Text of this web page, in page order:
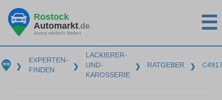
Rostock
Automarkt.de
Autos einfach finden ☰
❯
EXPERTEN-
FINDEN
❯
LACKIERER-
UND-
KAROSSERIE
❯ RATGEBER ❯